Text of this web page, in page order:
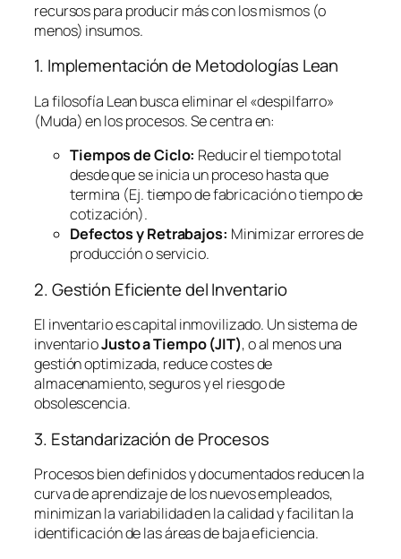
recursos para producir más con los mismos (o
menos) insumos.
1. Implementación de Metodologías Lean
La filosofía Leanbusca eliminar el «despilfarro»
(Muda) en los procesos. Se centra en:
Tiempos de Ciclo: Reducir el tiempo total
desde que se inicia un proceso hasta que
termina (Ej. tiempo de fabricación o tiempo de
cotización).
Defectos y Retrabajos: Minimizar errores de
producción o servicio.
2. Gestión Eficiente del Inventario
El inventario es capital inmovilizado. Un sistema de
inventarioJusto a Tiempo (JIT), o al menos una
gestión optimizada, reduce costes de
almacenamiento, seguros y el riesgo de
obsolescencia.
3. Estandarización de Procesos
Procesos bien definidos y documentados reducen la
curva de aprendizaje de los nuevos empleados,
minimizan la variabilidad en la calidad y facilitan la
identificación de las áreas de baja eficiencia.